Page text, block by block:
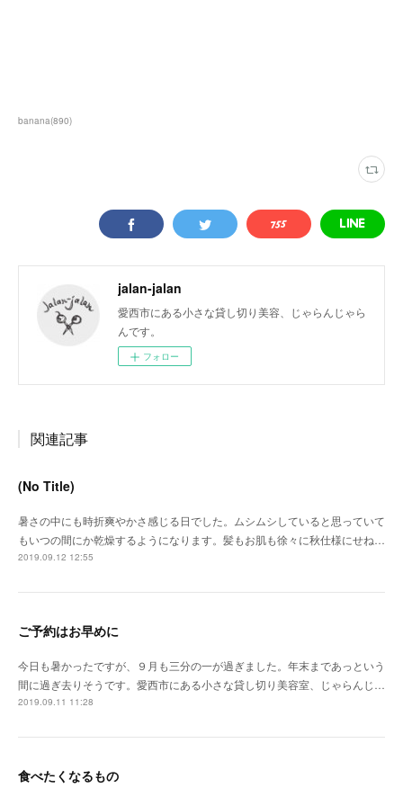
banana(890)
jalan-jalan
愛西市にある小さな貸し切り美容、じゃらんじゃら
んです。
フォロー
関連記事
(No Title)
暑さの中にも時折爽やかさ感じる日でした。ムシムシしていると思っていて
もいつの間にか乾燥するようになります。髪もお肌も徐々に秋仕様にせね…
2019.09.12 12:55
ご予約はお早めに
今日も暑かったですが、９月も三分の一が過ぎました。年末まであっという
間に過ぎ去りそうです。愛西市にある小さな貸し切り美容室、じゃらんじ…
2019.09.11 11:28
食べたくなるもの